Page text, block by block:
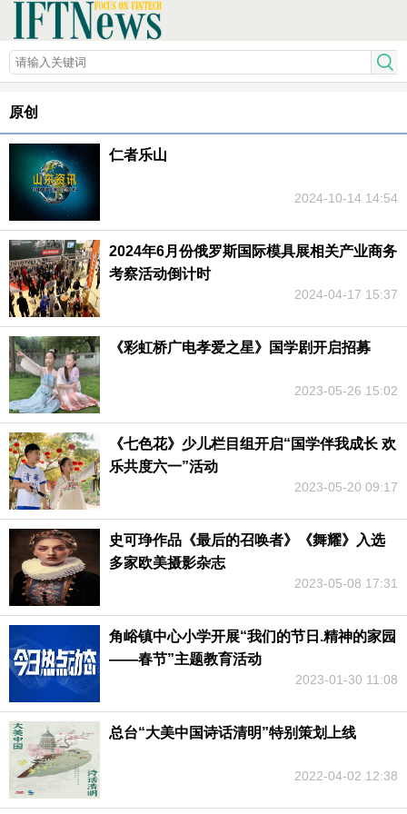
原创
仁者乐山
2024-10-14 14:54
2024年6月份俄罗斯国际模具展相关产业商务
考察活动倒计时
2024-04-17 15:37
《彩虹桥广电孝爱之星》国学剧开启招募
2023-05-26 15:02
《七色花》少儿栏目组开启“国学伴我成长 欢
乐共度六一”活动
2023-05-20 09:17
史可琤作品《最后的召唤者》《舞耀》入选
多家欧美摄影杂志
2023-05-08 17:31
角峪镇中心小学开展“我们的节日.精神的家园
——春节”主题教育活动
2023-01-30 11:08
总台“大美中国诗话清明”特别策划上线
2022-04-02 12:38